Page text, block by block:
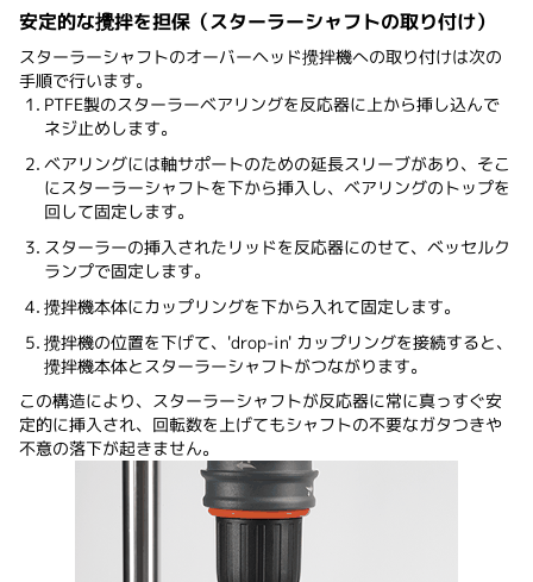
安定的な攪拌を担保（スターラーシャフトの取り付け）
スターラーシャフトのオーバーヘッド攪拌機への取り付けは次の
手順で行います。
PTFE製のスターラーベアリングを反応器に上から挿し込んで
ネジ止めします。
ベアリングには軸サポートのための延長スリーブがあり、そこ
にスターラーシャフトを下から挿入し、ベアリングのトップを
回して固定します。
スターラーの挿入されたリッドを反応器にのせて、ベッセルク
ランプで固定します。
攪拌機本体にカップリングを下から入れて固定します。
攪拌機の位置を下げて、'drop-in' カップリングを接続すると、
攪拌機本体とスターラーシャフトがつながります。
この構造により、スターラーシャフトが反応器に常に真っすぐ安
定的に挿入され、回転数を上げてもシャフトの不要なガタつきや
不意の落下が起きません。